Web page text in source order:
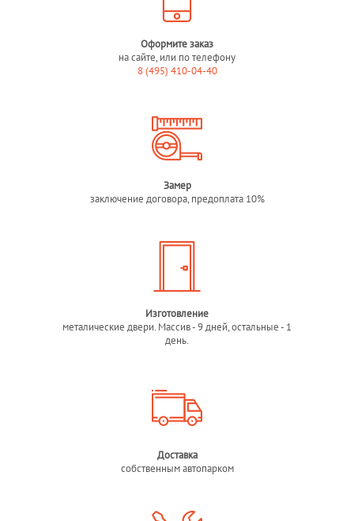
Оформите заказ
на сайте, или по телефону
8 (495) 410-04-40
Замер
заключение договора, предоплата 10%
Изготовление
металические двери. Массив - 9 дней, остальные - 1
день.
Доставка
собственным автопарком